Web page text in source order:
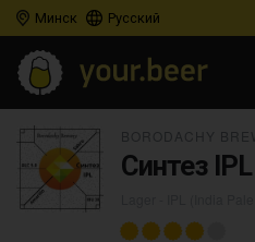
Минск Русский
Синтез